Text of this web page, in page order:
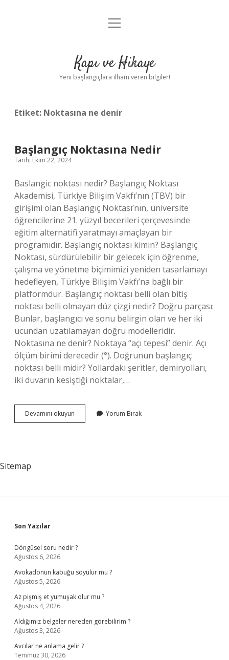
Anasayfa
Yasal Uyarı
menüyü
Kapı ve Hikaye
Yeni başlangıçlara ilham veren bilgiler!
Etiket: Noktasına ne denir
Başlangıç Noktasına Nedir
Tarih: Ekim 22, 2024
Baslangic noktası nedir? Başlangıç ​​Noktası
Akademisi, Türkiye Bilişim Vakfı’nın (TBV) bir
girişimi olan Başlangıç ​​Noktası’nın, üniversite
öğrencilerine 21. yüzyıl becerileri çerçevesinde
eğitim alternatifi yaratmayı amaçlayan bir
programıdır. Başlangıç noktası kimin? Başlangıç ​​
Noktası, sürdürülebilir bir gelecek için öğrenme,
çalışma ve yönetme biçimimizi yeniden tasarlamayı
hedefleyen, Türkiye Bilişim Vakfı’na bağlı bir
platformdur. Başlangıç noktası belli olan bitiş
noktası belli olmayan düz çizgi nedir? Doğru parçası:
Bunlar, başlangıcı ve sonu belirgin olan ve her iki
ucundan uzatılamayan doğru modelleridir.
Noktasına ne denir? Noktaya “açı tepesi” denir. Açı
ölçüm birimi derecedir (°). Doğrunun başlangıç
noktası belli midir? Yollardaki şeritler, demiryolları,
iki duvarın kesiştiği noktalar,…
Devamını okuyun Başlangıç
Noktasına
Yorum Bırak
Sitemap
Sidebar
Son Yazılar
Döngüsel soru nedir ?
Ağustos 6, 2026
Avokadonun kabuğu soyulur mu ?
Ağustos 5, 2026
Az pişmiş et yumuşak olur mu ?
Ağustos 4, 2026
Aldığımız belgeler nereden görebilirim ?
Ağustos 3, 2026
Avcılar ne anlama gelir ?
Temmuz 30, 2026